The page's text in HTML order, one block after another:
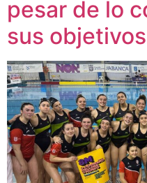
pesar de lo
sus objetivos